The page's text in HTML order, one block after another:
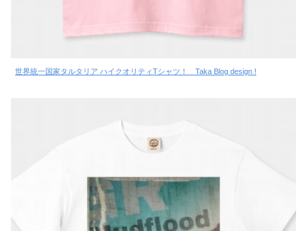
世界統一国家タルタリア ハイクオリティTシャツ！ Taka Blog design !